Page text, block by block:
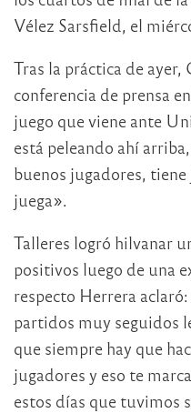
Vélez Sarsfield, el
Tras la práctica de
conferencia de prensa
juego que viene ante
está peleando ahí
buenos jugadores,
juega».
Talleres logró hilvanar
positivos luego de una
respecto Herrera
partidos muy seguidos
que siempre hay que
jugadores y eso te
estos días que tuvimos